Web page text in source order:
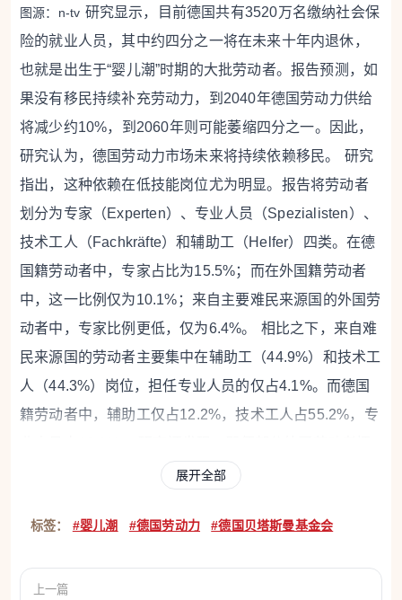
图源：n-tv 研究显示，目前德国共有3520万名缴纳社会保
险的就业人员，其中约四分之一将在未来十年内退休，
也就是出生于“婴儿潮”时期的大批劳动者。报告预测，如
果没有移民持续补充劳动力，到2040年德国劳动力供给
将减少约10%，到2060年则可能萎缩四分之一。因此，
研究认为，德国劳动力市场未来将持续依赖移民。
研究
指出，这种依赖在低技能岗位尤为明显。报告将劳动者
划分为专家（Experten）、专业人员（Spezialisten）、
技术工人（Fachkräfte）和辅助工（Helfer）四类。在德
国籍劳动者中，专家占比为15.5%；而在外国籍劳动者
中，这一比例仅为10.1%；来自主要难民来源国的外国劳
动者中，专家比例更低，仅为6.4%。
相比之下，来自难
民来源国的劳动者主要集中在辅助工（44.9%）和技术工
人（44.3%）岗位，担任专业人员的仅占4.1%。而德国
籍劳动者中，辅助工仅占12.2%，技术工人占55.2%，专
有较高学历，并且其学历已获得德国官方认可，他们仍
劳动者则更容易获得高于自身资历要求的岗位。报告认
方面因素。
展开全部
标签： #婴儿潮 #德国劳动力 #德国贝塔斯曼基金会
上一篇